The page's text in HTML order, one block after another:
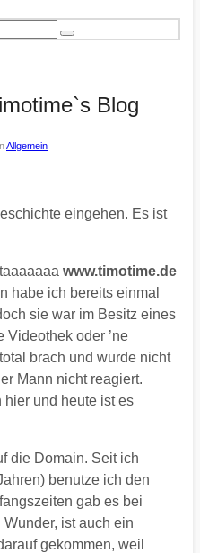
Blog
Allgemein
eingehen. Es ist
www.timotime.de
habe ich bereits einmal
sie war im Besitz eines
Videothek oder ’ne
brach und wurde nicht
Mann nicht reagiert.
und heute ist es
die Domain. Seit ich
benutze ich den
gab es bei
Wunder, ist auch ein
gekommen, weil